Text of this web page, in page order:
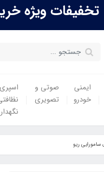
تخفیفات ویژه
ایمنی
خودرو
صوتی و
تصویری
سامورایی ریو